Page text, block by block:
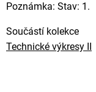
Poznámka: Stav: 1.
Součástí kolekce
Technické výkresy II